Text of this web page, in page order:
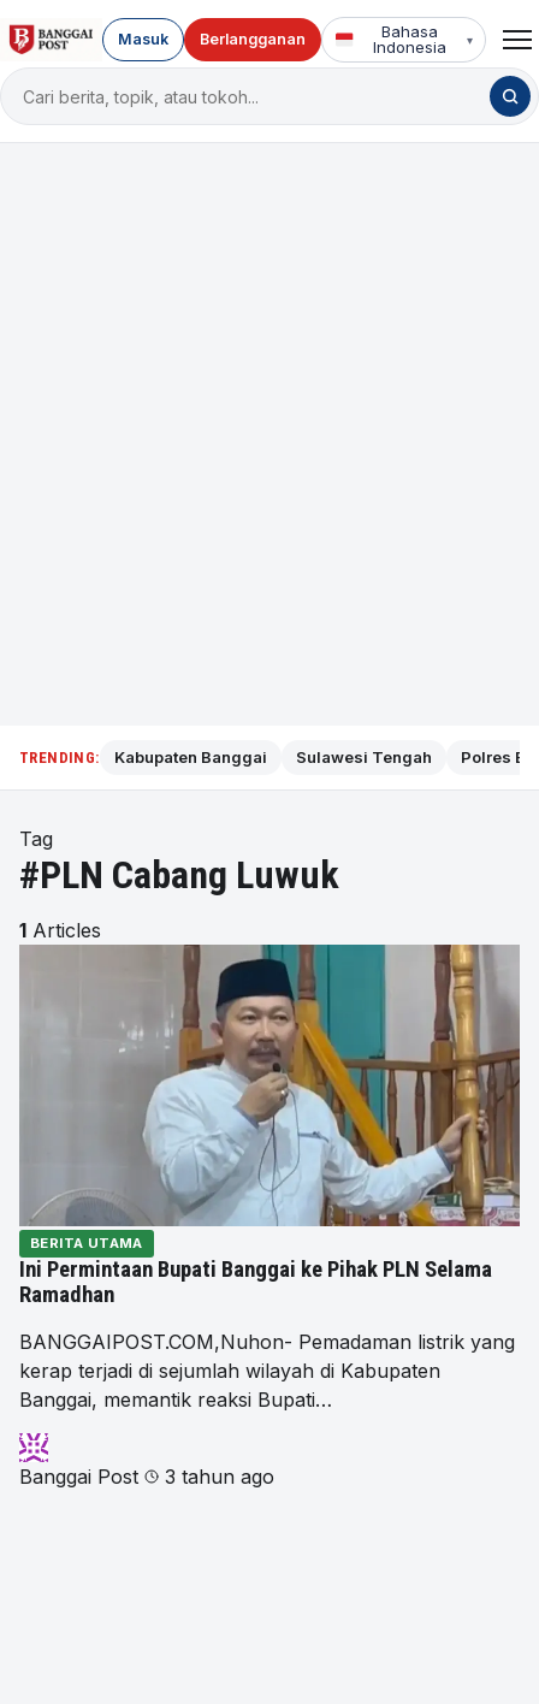
Cari
berita
Masuk Berlangganan
Bahasa
Indonesia
▾
TRENDING: Kabupaten Banggai Sulawesi Tengah Polres
Tag
#PLN Cabang Luwuk
1 Articles
BERITA UTAMA
Ini Permintaan Bupati Banggai ke Pihak PLN Selama
Ramadhan
BANGGAIPOST.COM,Nuhon- Pemadaman listrik yang
kerap terjadi di sejumlah wilayah di Kabupaten
Banggai, memantik reaksi Bupati…
Banggai Post 3 tahun ago